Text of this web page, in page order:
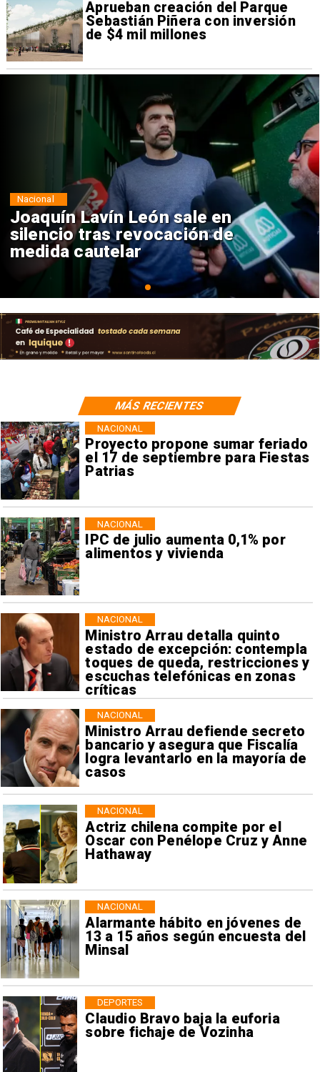
Aprueban creación del Parque
Sebastián Piñera con inversión
de $4 mil millones
Chile y Venezuela formalizan
reinicio de relaciones
consulares
Nacional
Proyecto propone sumar feriado
el 17 de septiembre para Fiestas
Patrias
NACIONAL
IPC de julio aumenta 0,1% por
alimentos y vivienda
NACIONAL
Ministro Arrau detalla quinto
estado de excepción: contempla
toques de queda, restricciones y
escuchas telefónicas en zonas
críticas
NACIONAL
Ministro Arrau defiende secreto
bancario y asegura que Fiscalía
logra levantarlo en la mayoría de
casos
NACIONAL
Actriz chilena compite por el
Oscar con Penélope Cruz y Anne
Hathaway
NACIONAL
Alarmante hábito en jóvenes de
13 a 15 años según encuesta del
Minsal
NACIONAL
Claudio Bravo baja la euforia
sobre fichaje de Vozinha
DEPORTES
MÁS RECIENTES